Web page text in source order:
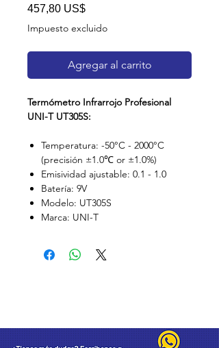
457,80 US$Precio
Impuesto excluido
Agregar al carrito
Termómetro Infrarrojo Profesional
UNI-T UT305S:
Temperatura: -50°C - 2000°C
(precisión ±1.0℃ or ±1.0%)
Emisividad ajustable: 0.1 - 1.0
Batería: 9V
Modelo: UT305S
Marca: UNI-T